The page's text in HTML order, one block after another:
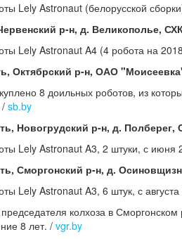
Lely Astronaut (белорусской
р-н, д. Великополье,
Lely Astronaut A4 (4 робота на
Октябрский р-н, ОАО
8 доильных роботов, из
/sb.by
Новогрудский р-н, д.
Lely Astronaut A3, 2 штуки, с
Сморгонский р-н, д.
Lely Astronaut A3, 6 штук, с
колхоза в
8 лет. / vgr.by